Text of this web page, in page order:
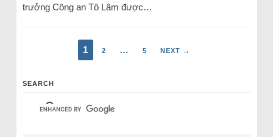
trưởng Công an Tô Lâm được…
1 2 … 5 NEXT →
SEARCH